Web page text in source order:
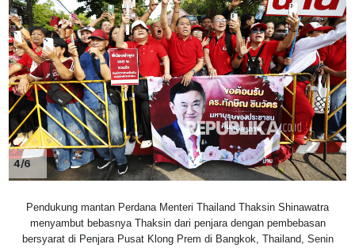
4/6
Pendukung mantan Perdana Menteri Thailand Thaksin Shinawatra
menyambut bebasnya Thaksin dari penjara dengan pembebasan
bersyarat di Penjara Pusat Klong Prem di Bangkok, Thailand, Senin